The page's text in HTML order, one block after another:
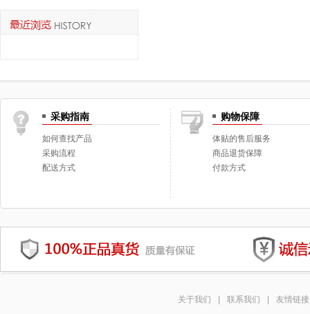
采购指南
如何查找产品
采购流程
配送方式
购物保障
体贴的售后服务
商品退货保障
付款方式
关于我们 联系我们 友情链接